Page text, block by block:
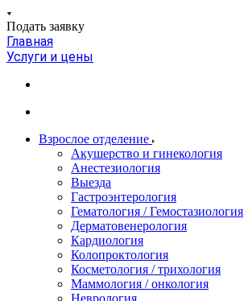
Подать заявку
Главная
Услуги и цены
Взрослое отделение
Акушерство и гинекология
Анестезиология
Выезда
Гастроэнтерология
Гематология / Гемостазиология
Дерматовенерология
Кардиология
Колопроктология
Косметология / трихология
Маммология / онкология
Неврология